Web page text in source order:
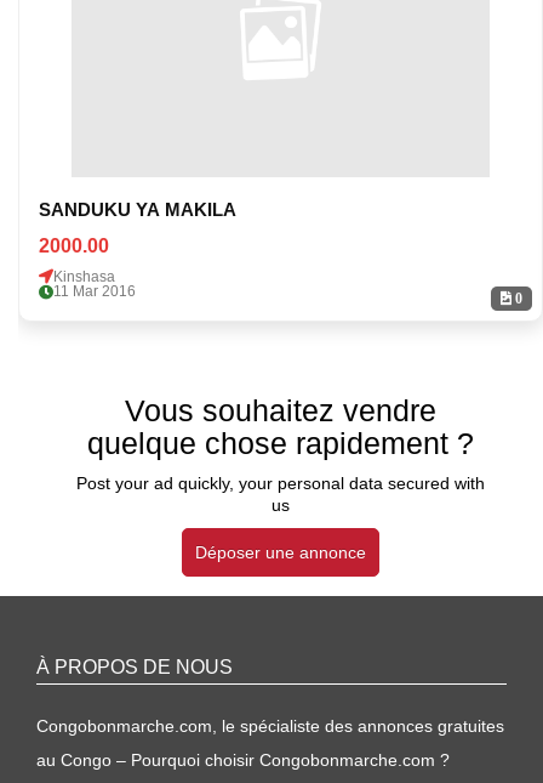
0
SANDUKU YA MAKILA
2000.00
Kinshasa
11 Mar 2016
Vous souhaitez vendre
quelque chose rapidement ?
Post your ad quickly, your personal data secured with
us
Déposer une annonce
À PROPOS DE NOUS
Congobonmarche.com, le spécialiste des annonces gratuites
au Congo – Pourquoi choisir Congobonmarche.com ?